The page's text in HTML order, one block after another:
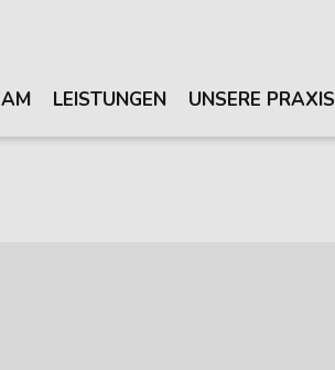
LEISTUNGEN UNSERE PRAXIS